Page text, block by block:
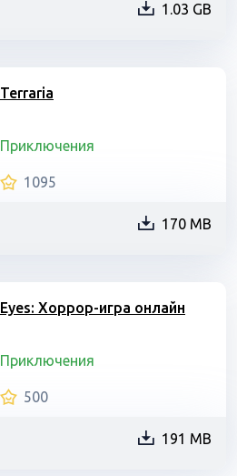
1.03 GB
Terraria
Приключения
1095
170 MB
Eyes: Хоррор-игра онлайн
Приключения
500
191 MB